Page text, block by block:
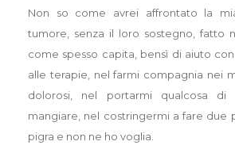
Non so come avrei affrontato la
tumore, senza il loro sostegno, fatto
come spesso capita, bensì di aiuto
alle terapie, nel farmi compagnia nei
dolorosi, nel portarmi qualcosa di
mangiare, nel costringermi a fare due
pigra e non ne ho voglia.